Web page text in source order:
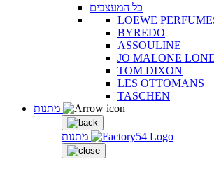
כל המעצבים
LOEWE
BYREDO
ASSOULINE
JO MALONE
TOM DIXON
LES OTTOMANS
TASCHEN
מתנות